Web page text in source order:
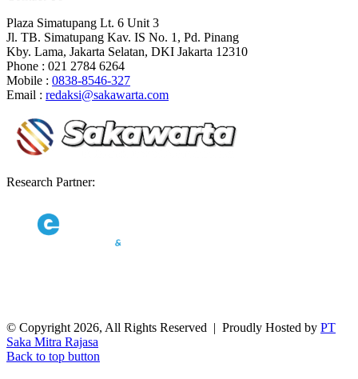
Plaza Simatupang Lt. 6 Unit 3
Jl. TB. Simatupang Kav. IS No. 1, Pd. Pinang
Kby. Lama, Jakarta Selatan, DKI Jakarta 12310
Phone : 021 2784 6264
Mobile : 0838-8546-327
Email : redaksi@sakawarta.com
Research Partner:
© Copyright 2026, All Rights Reserved | Proudly Hosted by PT
Saka Mitra Rajasa
Back to top button